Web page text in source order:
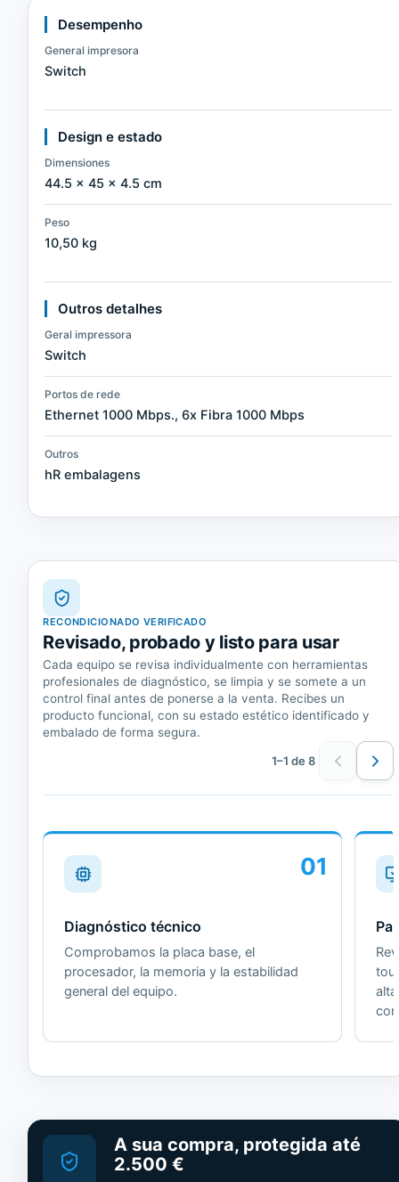
Desempenho
General impresora
Switch
Design e estado
Dimensiones
44.5 × 45 × 4.5 cm
Peso
10,50 kg
Outros detalhes
Geral impressora
Switch
Portos de rede
Ethernet 1000 Mbps., 6x Fibra 1000 Mbps
Outros
hR embalagens
RECONDICIONADO VERIFICADO
Revisado, probado y listo para usar
Cada equipo se revisa individualmente con herramientas
profesionales de diagnóstico, se limpia y se somete a un
control final antes de ponerse a la venta. Recibes un
producto funcional, con su estado estético identificado y
embalado de forma segura.
1–1 de 8
01
Diagnóstico técnico
Comprobamos la placa base, el
procesador, la memoria y la estabilidad
general del equipo.
A sua compra, protegida até
2.500 €